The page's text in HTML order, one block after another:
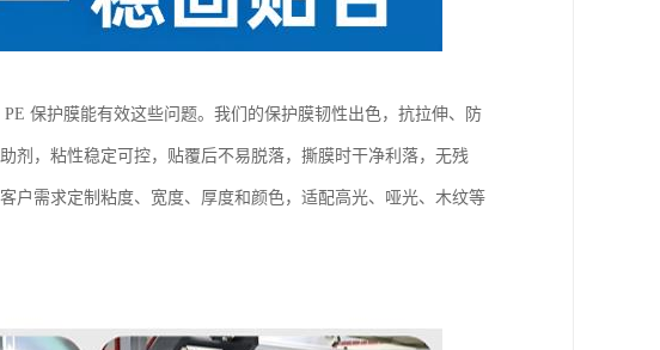
保护膜能有效这些问题。我们的保护膜韧性出色，抗拉伸、防
剂，粘性稳定可控，贴覆后不易脱落，撕膜时干净利落，无残
户需求定制粘度、宽度、厚度和颜色，适配高光、哑光、木纹等